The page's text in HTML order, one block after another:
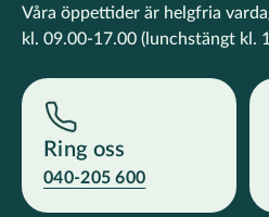
Våra öppettider är helgfria
kl. 09.00-17.00 (lunchstängt kl.
Ring oss
040-205 600